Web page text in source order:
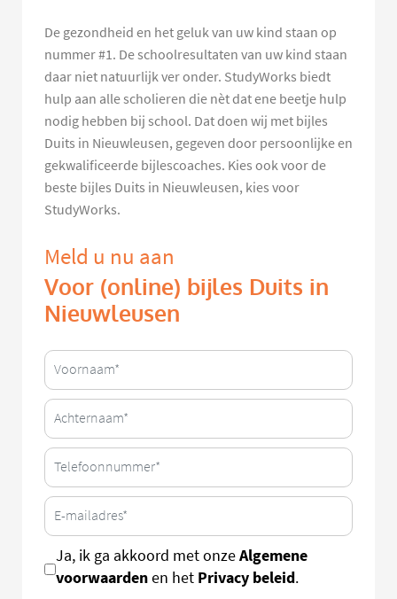
De gezondheid en het geluk van uw kind staan op
nummer #1. De schoolresultaten van uw kind staan
daar niet natuurlijk ver onder. StudyWorks biedt
hulp aan alle scholieren die nèt dat ene beetje hulp
nodig hebben bij school. Dat doen wij met bijles
Duits in Nieuwleusen, gegeven door persoonlijke en
gekwalificeerde bijlescoaches. Kies ook voor de
beste bijles Duits in Nieuwleusen, kies voor
StudyWorks.
Meld u nu aan
Voor (online) bijles Duits in
Nieuwleusen
Ja, ik ga akkoord met onzeAlgemene
voorwaardenen het Privacy beleid.